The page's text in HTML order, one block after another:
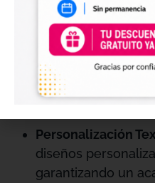
promocionales hasta
ofreciendo siempre
calidad. Son
impresiones en
materiales diversos,
profesionales y
Personalización
diseños
garantizando un